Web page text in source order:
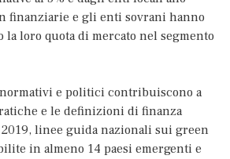
finanziarie e gli enti sovrani hanno
la loro quota di mercato nel segmento
e politici contribuiscono a
e le definizioni di finanza
linee guida nazionali sui green
in almeno 14 paesi emergenti e